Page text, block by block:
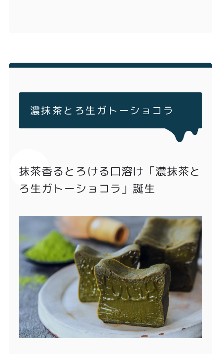
濃抹茶とろ生ガトーショコラ
抹茶香るとろける口溶け「濃抹茶と
ろ生ガトーショコラ」誕生